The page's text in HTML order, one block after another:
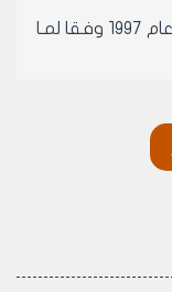
المادة 1- تحدد الأسعار الوسطية لمشاريع عام 1997 وفقا لمـا